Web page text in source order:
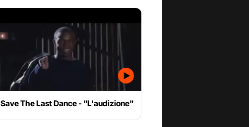
Save The Last Dance - "L'audizione"